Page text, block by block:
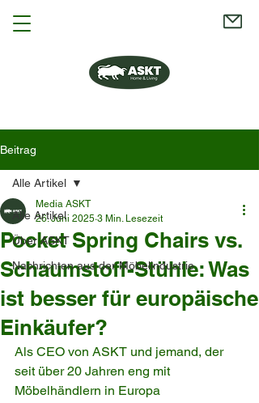
Beitrag
Alle Artikel
Über ASKT
Nachrichten aus der Möbelindustrie
Alle Artikel
Pocket Spring Chairs vs.
Schaumstoff-Stühle: Was
ist besser für europäische
Einkäufer?
Media ASKT
26. Juni 2025 3 Min. Lesezeit
Als CEO von ASKT und jemand, der
seit über 20 Jahren eng mit
Möbelhändlern in Europa